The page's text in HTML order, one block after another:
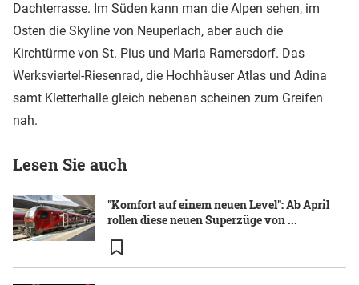
Dachterrasse. Im Süden kann man die Alpen sehen, im
Osten die Skyline von Neuperlach, aber auch die
Kirchtürme von St. Pius und Maria Ramersdorf. Das
Werksviertel-Riesenrad, die Hochhäuser Atlas und Adina
samt Kletterhalle gleich nebenan scheinen zum Greifen
nah.
Lesen Sie auch
"Komfort auf einem neuen Level": Ab April
rollen diese neuen Superzüge von ...